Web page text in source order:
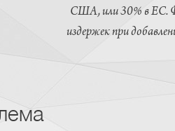
США, или 30% в ЕС.
издержек при